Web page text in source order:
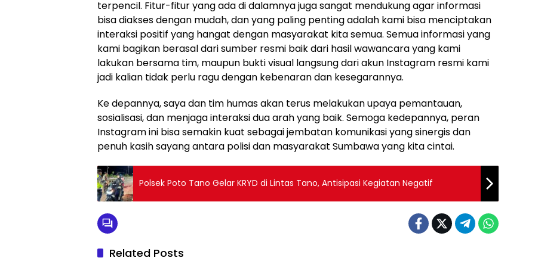
terpencil. Fitur-fitur yang ada di dalamnya juga sangat mendukung agar informasi
bisa diakses dengan mudah, dan yang paling penting adalah kami bisa menciptakan
interaksi positif yang hangat dengan masyarakat kita semua. Semua informasi yang
kami bagikan berasal dari sumber resmi baik dari hasil wawancara yang kami
lakukan bersama tim, maupun bukti visual langsung dari akun Instagram resmi kami
jadi kalian tidak perlu ragu dengan kebenaran dan kesegarannya.
Ke depannya, saya dan tim humas akan terus melakukan upaya pemantauan,
sosialisasi, dan menjaga interaksi dua arah yang baik. Semoga kedepannya, peran
Instagram ini bisa semakin kuat sebagai jembatan komunikasi yang sinergis dan
penuh kasih sayang antara polisi dan masyarakat Sumbawa yang kita cintai.
Polsek Poto Tano Gelar KRYD di Lintas Tano, Antisipasi Kegiatan Negatif
Related Posts